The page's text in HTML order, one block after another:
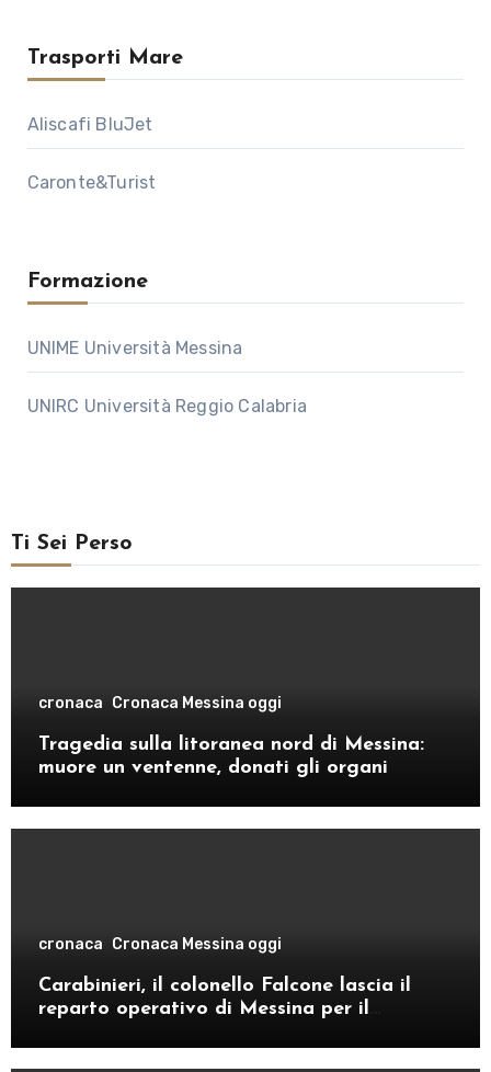
Trasporti Mare
Aliscafi BluJet
Caronte&Turist
Formazione
UNIME Università Messina
UNIRC Università Reggio Calabria
Ti Sei Perso
cronaca Cronaca Messina oggi
Tragedia sulla litoranea nord di Messina:
muore un ventenne, donati gli organi
cronaca Cronaca Messina oggi
Carabinieri, il colonello Falcone lascia il
reparto operativo di Messina per il